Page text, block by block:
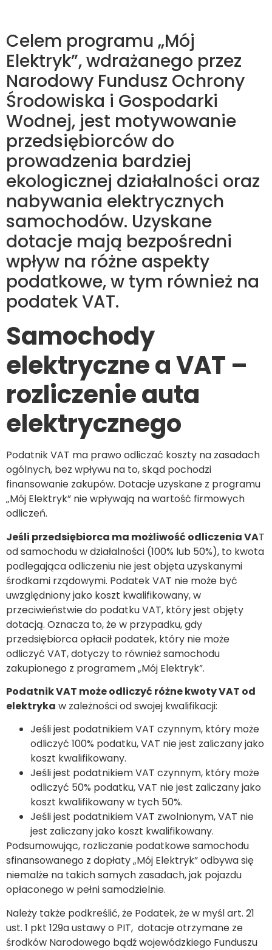
Celem programu „Mój
Elektryk”, wdrażanego przez
Narodowy Fundusz Ochrony
Środowiska i Gospodarki
Wodnej, jest motywowanie
przedsiębiorców do
prowadzenia bardziej
ekologicznej działalności oraz
nabywania elektrycznych
samochodów. Uzyskane
dotacje mają bezpośredni
wpływ na różne aspekty
podatkowe, w tym również na
podatek VAT.
Samochody
elektryczne a VAT –
rozliczenie auta
elektrycznego
Podatnik VAT ma prawo odliczać koszty na zasadach
ogólnych, bez wpływu na to, skąd pochodzi
finansowanie zakupów. Dotacje uzyskane z programu
„Mój Elektryk” nie wpływają na wartość firmowych
odliczeń.
Jeśli przedsiębiorca ma możliwość odliczenia VAT
od samochodu w działalności (100% lub 50%), to kwota
podlegająca odliczeniu nie jest objęta uzyskanymi
środkami rządowymi. Podatek VAT nie może być
uwzględniony jako koszt kwalifikowany, w
przeciwieństwie do podatku VAT, który jest objęty
dotacją. Oznacza to, że w przypadku, gdy
przedsiębiorca opłacił podatek, który nie może
odliczyć VAT, dotyczy to również samochodu
zakupionego z programem „Mój Elektryk”.
Podatnik VAT może odliczyć różne kwoty VAT od
elektryka w zależności od swojej kwalifikacji:
Jeśli jest podatnikiem VAT czynnym, który może
odliczyć 100% podatku, VAT nie jest zaliczany jako
koszt kwalifikowany.
Jeśli jest podatnikiem VAT czynnym, który może
odliczyć 50% podatku, VAT nie jest zaliczany jako
koszt kwalifikowany w tych 50%.
Jeśli jest podatnikiem VAT zwolnionym, VAT nie
jest zaliczany jako koszt kwalifikowany.
Podsumowując, rozliczanie podatkowe samochodu
sfinansowanego z dopłaty „Mój Elektryk” odbywa się
niemalże na takich samych zasadach, jak pojazdu
opłaconego w pełni samodzielnie.
Należy także podkreślić, że Podatek, że w myśl art. 21
ust. 1 pkt 129a ustawy o PIT, dotacje otrzymane ze
środków Narodowego bądź wojewódzkiego Funduszu